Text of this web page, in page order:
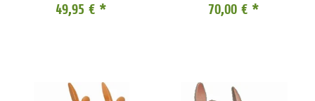
49,95 € * 70,00 € *